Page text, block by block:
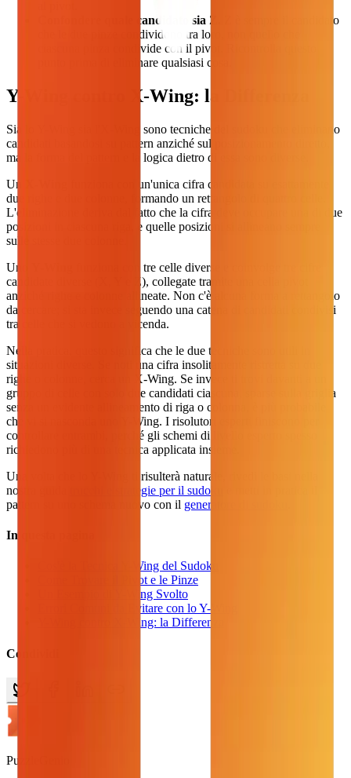
Confondere quale candidato sia Z.
Z è sempre il candidato
che le due pinze condividono tra loro, non quello che
ciascuna pinza condivide con il pivot. Ricontrolla questo
punto prima di eliminare qualsiasi cosa.
Y-Wing contro X-Wing: la Differenza
Sia lo Y-Wing sia l'X-Wing sono tecniche del sudoku che eliminano
candidati basandosi su pattern anziché sul posizionamento diretto,
ma la forma del pattern e la logica dietro di essa sono diverse.
Un
funziona con un'unica cifra candidata su esattamente
due righe e due colonne, formando un rettangolo di quattro celle.
L'eliminazione deriva dal fatto che la cifra deve occupare una di due
posizioni in ciascuna riga, e quelle posizioni si allineano sempre
sulle stesse due colonne.
Uno
funziona con tre celle diverse e coinvolge tre cifre
candidate diverse (X, Y e Z), collegate tramite una cella pivot
anziché righe e colonne allineate. Non c'è alcuna forma a rettangolo
da cercare; si sta invece seguendo una catena di candidati condivisi
tra celle che si vedono a vicenda.
Nella pratica, questo significa che le due tecniche sono utili in
situazioni diverse. Se noti una cifra insolitamente ristretta su due
righe o colonne, cerca un X-Wing. Se invece ti trovi davanti a un
gruppo di celle con solo due candidati ciascuna, sparse sulla griglia
senza un evidente allineamento di riga o colonna, è più probabile
che vi si nasconda uno Y-Wing. I risolutori esperti finiscono per
controllare entrambi, perché gli schemi di livello esperto spesso
richiedono più di una tecnica applicata insieme.
Una volta che lo Y-Wing ti risulterà naturale, rivedi le basi nella
nostra guida
trucchi e strategie per il sudoku
pattern su uno schema nuovo con il generatore di sudoku
In questa pagina
Cos'è la Tecnica Y-Wing del Sudoku
Come Trovare il Pivot e le Pinze
Un Esempio di Y-Wing Svolto
Errori Comuni da Evitare con lo Y-Wing
Y-Wing contro X-Wing: la Differenza
Condividi
PuzzleGenio